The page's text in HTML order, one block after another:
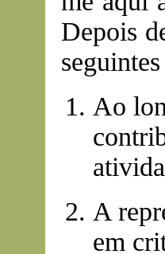
Depois
Ao
A
em